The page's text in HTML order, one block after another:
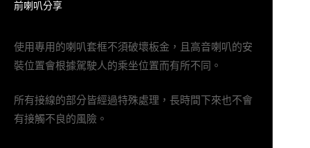
前喇叭分享
使用專用的喇叭套框不須破壞板金，且高音喇叭的安
裝位置會根據駕駛人的乘坐位置而有所不同。
所有接線的部分皆經過特殊處理，長時間下來也不會
有接觸不良的風險。